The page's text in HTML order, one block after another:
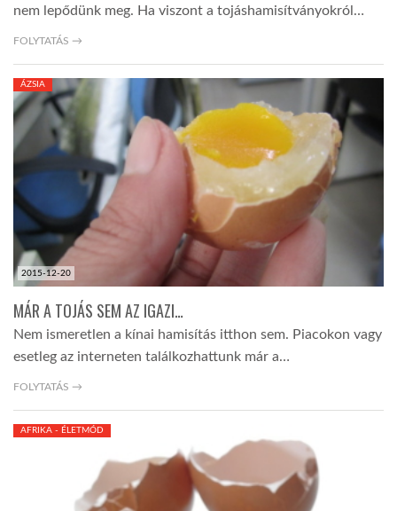
nem lepődünk meg. Ha viszont a tojáshamisítványokról…
FOLYTATÁS →
2015-12-20
ÁZSIA
MÁR A TOJÁS SEM AZ IGAZI…
Nem ismeretlen a kínai hamisítás itthon sem. Piacokon vagy
esetleg az interneten találkozhattunk már a…
FOLYTATÁS →
AFRIKA - ÉLETMÓD